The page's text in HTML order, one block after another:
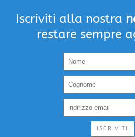
Iscriviti alla nostra
restare sempre
ISCRIVITI